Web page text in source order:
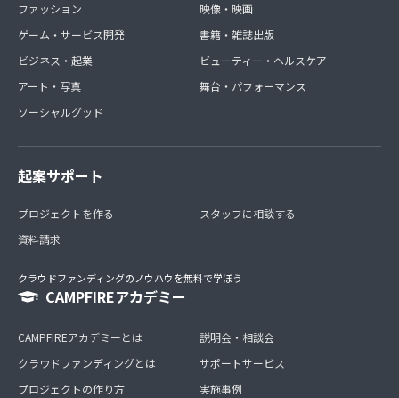
ファッション
ゲーム・サービス開発
ビジネス・起業
アート・写真
ソーシャルグッド
映像・映画
書籍・雑誌出版
ビューティー・ヘルスケア
舞台・パフォーマンス
起案サポート
プロジェクトを作る
資料請求
スタッフに相談する
クラウドファンディングのノウハウを無料で学ぼう
CAMPFIREアカデミー
CAMPFIREアカデミーとは
クラウドファンディングとは
プロジェクトの作り方
説明会・相談会
サポートサービス
実施事例